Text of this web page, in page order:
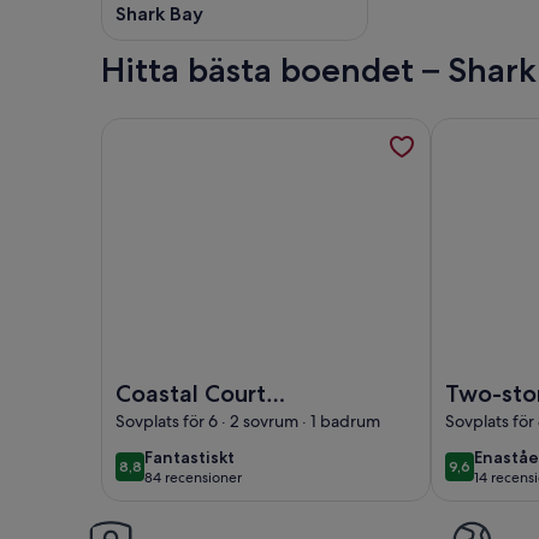
Shark Bay
Hitta bästa boendet –
Coastal Court
Denham
Sovplats för 6 · 2 sovrum · 1 badrum
8,88,8 av 10
Fantastiskt
fantastiskt
84 recensioner
(84 recensioner)
Two-
With
Views of
Heritage
Sovplats för
9,69,6 av 10
14
(14